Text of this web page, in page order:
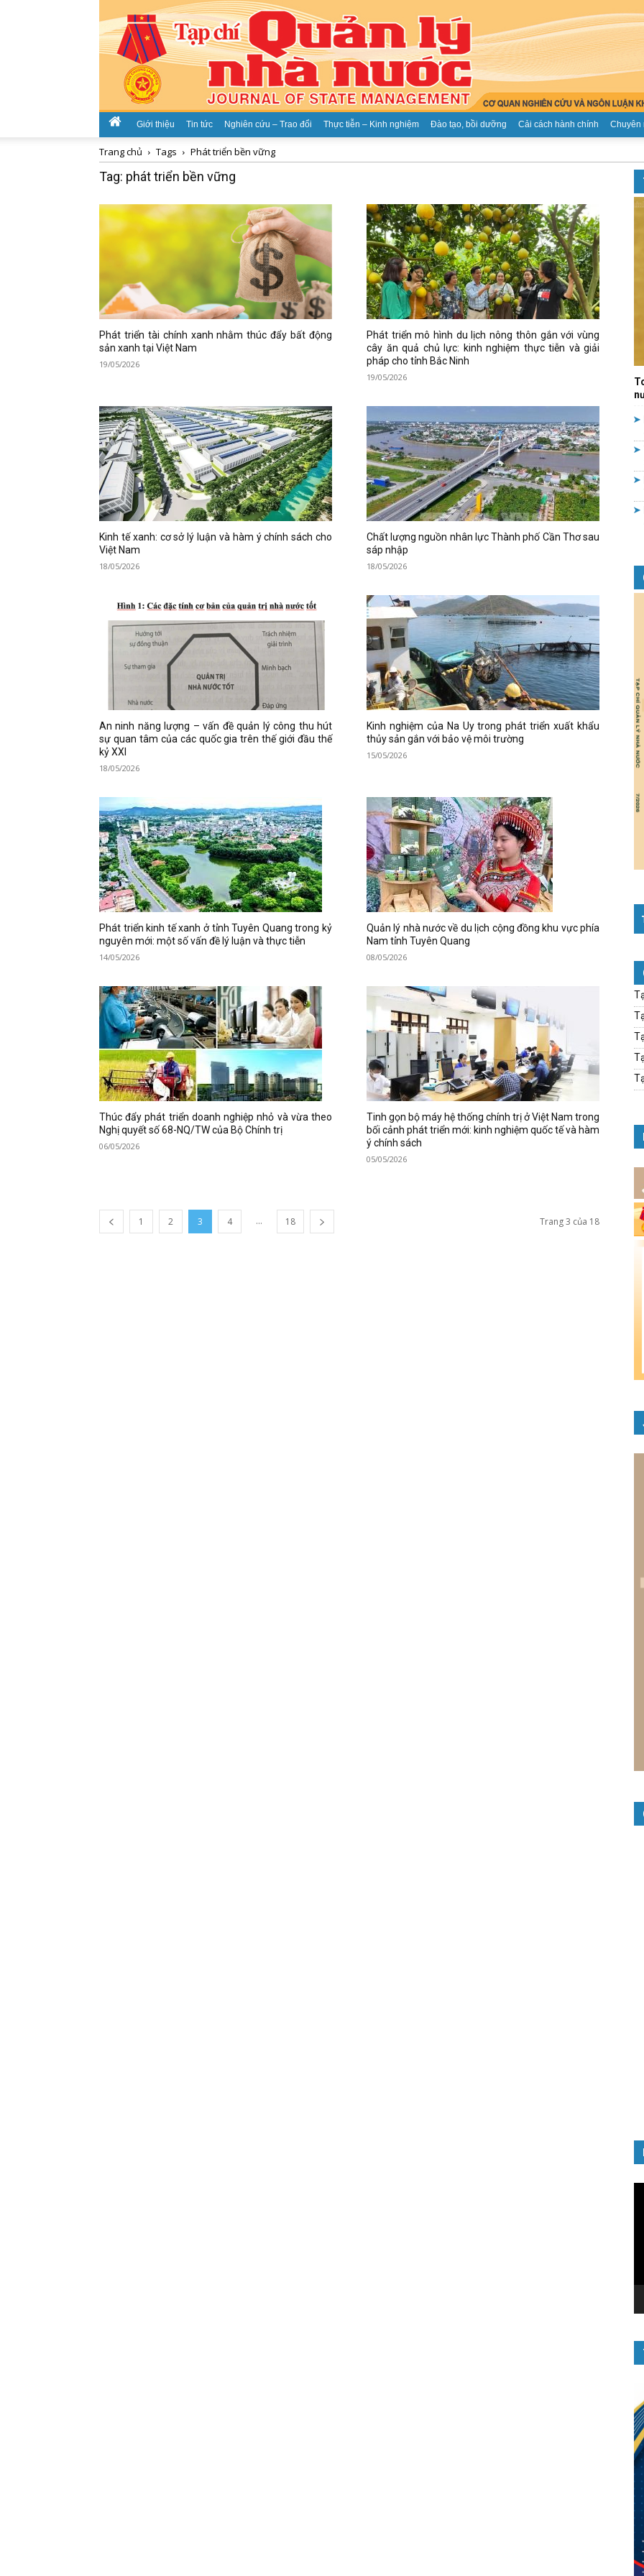
chí
Quản
lý
nhà
nước
Giới thiệu Tin tức Nghiên cứu – Trao đổi Thực tiễn – Kinh nghiệm Đào tạo, bồi dưỡng Cải cách hành chính Chuyên
Trang chủ Tags Phát triển bền vững
Tag: phát triển bền vững
Phát triển tài chính xanh nhằm thúc đẩy bất động
sản xanh tại Việt Nam
19/05/2026
Phát triển mô hình du lịch nông thôn gắn với vùng
cây ăn quả chủ lực: kinh nghiệm thực tiễn và giải
pháp cho tỉnh Bắc Ninh
19/05/2026
Kinh tế xanh: cơ sở lý luận và hàm ý chính sách cho
Việt Nam
18/05/2026
Chất lượng nguồn nhân lực Thành phố Cần Thơ sau
sáp nhập
18/05/2026
An ninh năng lượng – vấn đề quản lý công thu hút
sự quan tâm của các quốc gia trên thế giới đầu thế
kỷ XXI
18/05/2026
Kinh nghiệm của Na Uy trong phát triển xuất khẩu
thủy sản gắn với bảo vệ môi trường
15/05/2026
Phát triển kinh tế xanh ở tỉnh Tuyên Quang trong kỷ
nguyên mới: một số vấn đề lý luận và thực tiễn
14/05/2026
Quản lý nhà nước về du lịch cộng đồng khu vực phía
Nam tỉnh Tuyên Quang
08/05/2026
Thúc đẩy phát triển doanh nghiệp nhỏ và vừa theo
Nghị quyết số 68-NQ/TW của Bộ Chính trị
06/05/2026
Tinh gọn bộ máy hệ thống chính trị ở Việt Nam trong
bối cảnh phát triển mới: kinh nghiệm quốc tế và hàm
ý chính sách
05/05/2026
1 2 3 4 ... 18 Trang 3 của 18